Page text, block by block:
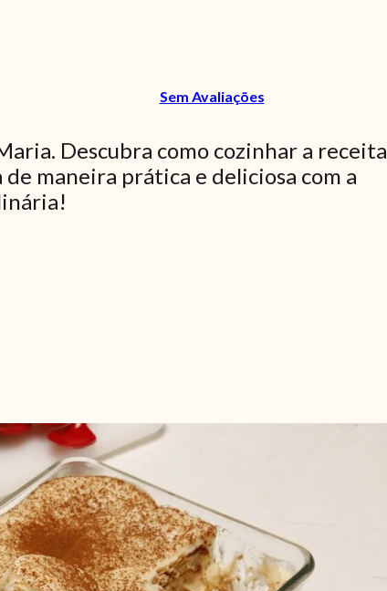
Sem Avaliações
Descubra como cozinhar a receita
maneira prática e deliciosa com a